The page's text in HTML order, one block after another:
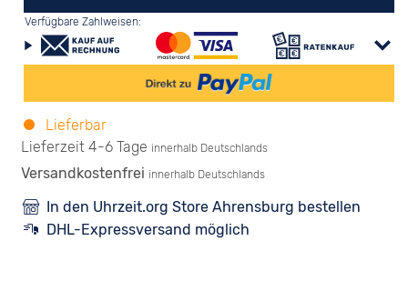
Verfügbare Zahlweisen:
Lieferbar
Lieferzeit 4-6 Tage innerhalb Deutschlands
Versandkostenfrei innerhalb Deutschlands
In den Uhrzeit.org Store Ahrensburg bestellen
DHL-Expressversand möglich